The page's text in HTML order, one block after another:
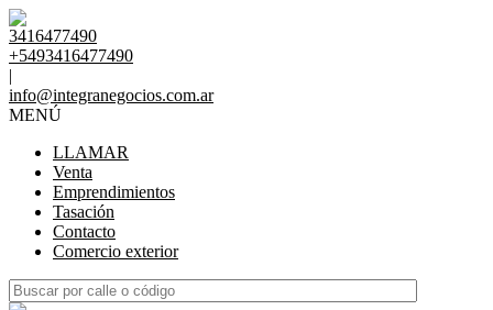
3416477490
+5493416477490
|
info@integranegocios.com.ar
MENÚ
LLAMAR
Venta
Emprendimientos
Tasación
Contacto
Comercio exterior